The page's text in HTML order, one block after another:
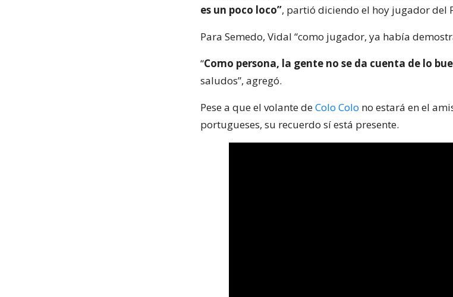
es un poco loco”, partió diciendo el hoy jugador del
Para Semedo, Vidal “como jugador, ya había
“Como persona, la gente no se da cuenta de lo
saludos”, agregó.
Pese a que el volante deColo Colo no estará en el
portugueses, su recuerdo sí está presente.